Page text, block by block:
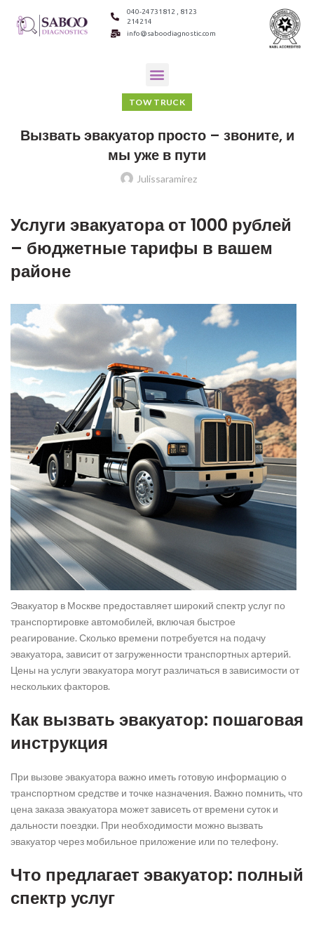
040-24731812 , 8123
214214
info@saboodiagnostic.com
TOW TRUCK
Вызвать эвакуатор просто – звоните, и
мы уже в пути
Julissaramirez
Услуги эвакуатора от 1000 рублей
– бюджетные тарифы в вашем
районе
Эвакуатор в Москве предоставляет широкий спектр услуг по
транспортировке автомобилей, включая быстрое
реагирование. Сколько времени потребуется на подачу
эвакуатора, зависит от загруженности транспортных артерий.
Цены на услуги эвакуатора могут различаться в зависимости от
нескольких факторов.
Как вызвать эвакуатор: пошаговая
инструкция
При вызове эвакуатора важно иметь готовую информацию о
транспортном средстве и точке назначения. Важно помнить, что
цена заказа эвакуатора может зависеть от времени суток и
дальности поездки. При необходимости можно вызвать
эвакуатор через мобильное приложение или по телефону.
Что предлагает эвакуатор: полный
спектр услуг